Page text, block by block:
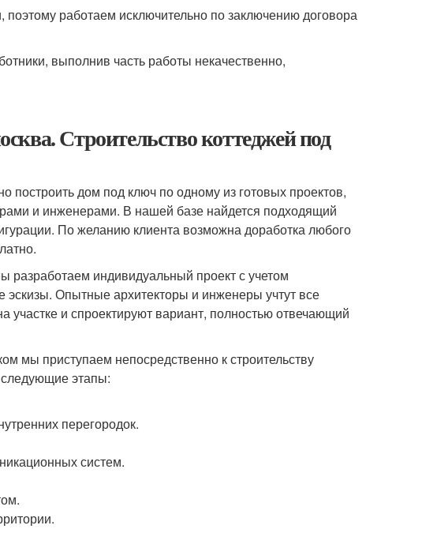
работаем исключительно по заключению договора
выполнив часть работы некачественно,
Строительство коттеджей под
построить дом под ключ по одному из готовых проектов,
и инженерами. В нашей базе найдется подходящий
По желанию клиента возможна доработка любого
разработаем индивидуальный проект с учетом
Опытные архитекторы и инженеры учтут все
участке и спроектируют вариант, полностью отвечающий
мы приступаем непосредственно к строительству
этапы:
перегородок.
систем.